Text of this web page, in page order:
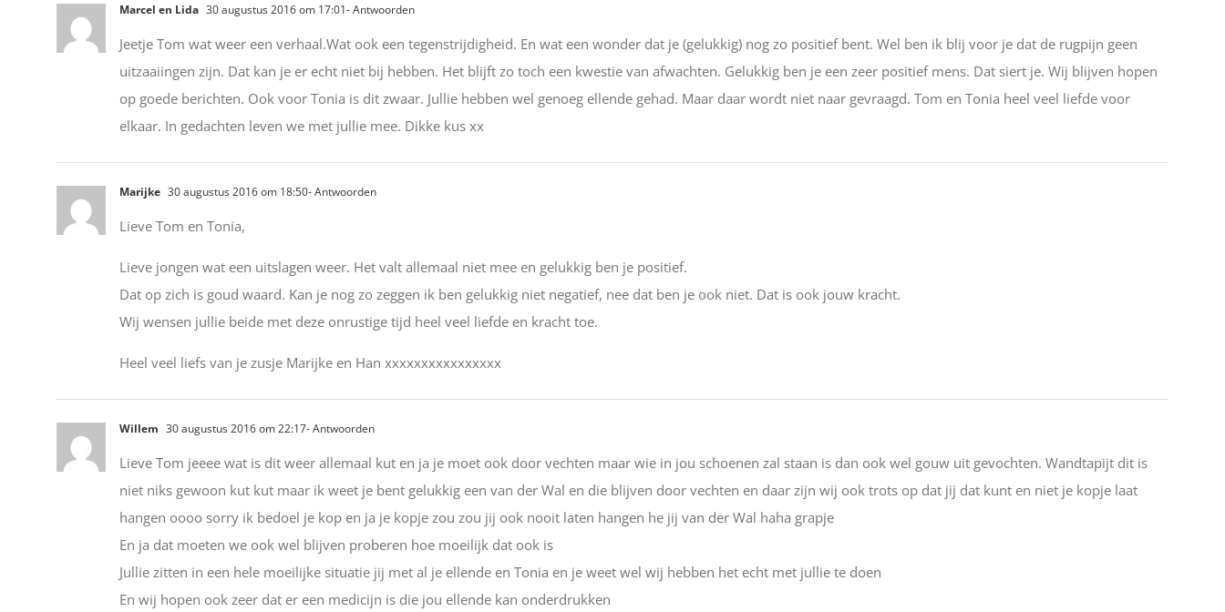
Marcel en Lida 30 augustus 2016 om 17:01- Antwoorden
Jeetje Tom wat weer een verhaal.Wat ook een tegenstrijdigheid. En wat een wonder dat je (gelukkig) nog zo positief bent. Wel ben ik blij voor je dat de rugpijn geen
uitzaaiingen zijn. Dat kan je er echt niet bij hebben. Het blijft zo toch een kwestie van afwachten. Gelukkig ben je een zeer positief mens. Dat siert je. Wij blijven hopen
op goede berichten. Ook voor Tonia is dit zwaar. Jullie hebben wel genoeg ellende gehad. Maar daar wordt niet naar gevraagd. Tom en Tonia heel veel liefde voor
elkaar. In gedachten leven we met jullie mee. Dikke kus xx
Marijke 30 augustus 2016 om 18:50- Antwoorden
Lieve Tom en Tonia,
Lieve jongen wat een uitslagen weer. Het valt allemaal niet mee en gelukkig ben je positief.
Dat op zich is goud waard. Kan je nog zo zeggen ik ben gelukkig niet negatief, nee dat ben je ook niet. Dat is ook jouw kracht.
Wij wensen jullie beide met deze onrustige tijd heel veel liefde en kracht toe.
Heel veel liefs van je zusje Marijke en Han xxxxxxxxxxxxxxxx
Willem 30 augustus 2016 om 22:17- Antwoorden
Lieve Tom jeeee wat is dit weer allemaal kut en ja je moet ook door vechten maar wie in jou schoenen zal staan is dan ook wel gouw uit gevochten. Wandtapijt dit is
niet niks gewoon kut kut maar ik weet je bent gelukkig een van der Wal en die blijven door vechten en daar zijn wij ook trots op dat jij dat kunt en niet je kopje laat
hangen oooo sorry ik bedoel je kop en ja je kopje zou zou jij ook nooit laten hangen he jij van der Wal haha grapje
En ja dat moeten we ook wel blijven proberen hoe moeilijk dat ook is
Jullie zitten in een hele moeilijke situatie jij met al je ellende en Tonia en je weet wel wij hebben het echt met jullie te doen
En wij hopen ook zeer dat er een medicijn is die jou ellende kan onderdrukken